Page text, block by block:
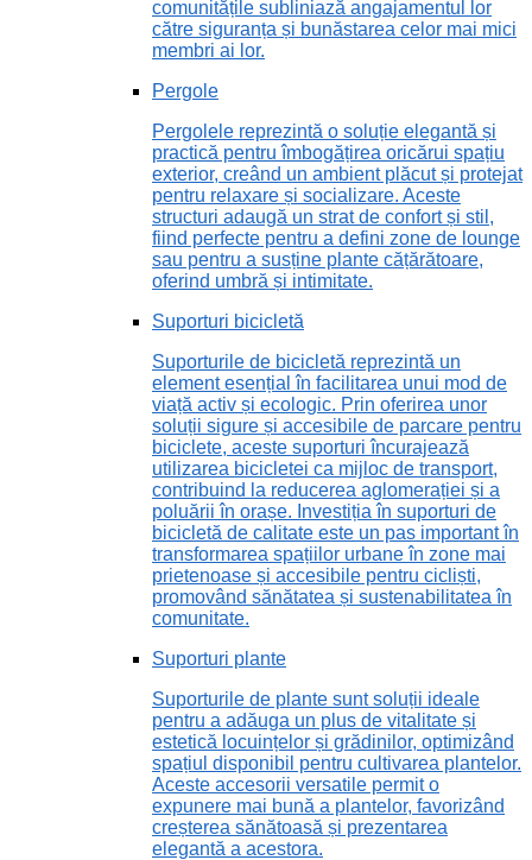
comunitățile subliniază angajamentul lor
către siguranța și bunăstarea celor mai mici
membri ai lor.
Pergole
Pergolele reprezintă o soluție elegantă și
practică pentru îmbogățirea oricărui spațiu
exterior, creând un ambient plăcut și protejat
pentru relaxare și socializare. Aceste
structuri adaugă un strat de confort și stil,
fiind perfecte pentru a defini zone de lounge
sau pentru a susține plante cățărătoare,
oferind umbră și intimitate.
Suporturi bicicletă
Suporturile de bicicletă reprezintă un
element esențial în facilitarea unui mod de
viață activ și ecologic. Prin oferirea unor
soluții sigure și accesibile de parcare pentru
biciclete, aceste suporturi încurajează
utilizarea bicicletei ca mijloc de transport,
contribuind la reducerea aglomerației și a
poluării în orașe. Investiția în suporturi de
bicicletă de calitate este un pas important în
transformarea spațiilor urbane în zone mai
prietenoase și accesibile pentru cicliști,
promovând sănătatea și sustenabilitatea în
comunitate.
Suporturi plante
Suporturile de plante sunt soluții ideale
pentru a adăuga un plus de vitalitate și
estetică locuințelor și grădinilor, optimizând
spațiul disponibil pentru cultivarea plantelor.
Aceste accesorii versatile permit o
expunere mai bună a plantelor, favorizând
creșterea sănătoasă și prezentarea
elegantă a acestora.